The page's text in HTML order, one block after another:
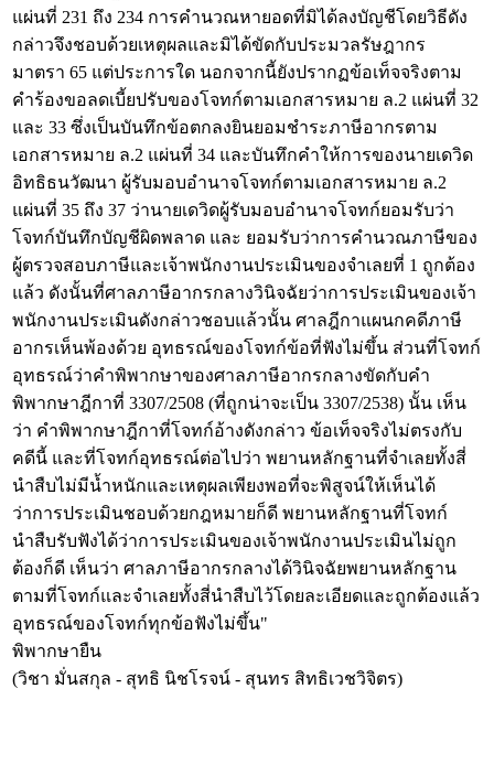
แผ่นที่ 231 ถึง 234 การคำนวณหายอดที่มิได้ลงบัญชีโดยวิธีดัง
กล่าวจึงชอบด้วยเหตุผลและมิได้ขัดกับประมวลรัษฎากร
มาตรา 65 แต่ประการใด นอกจากนี้ยังปรากฏข้อเท็จจริงตาม
คำร้องขอลดเบี้ยปรับของโจทก์ตามเอกสารหมาย ล.2 แผ่นที่ 32
และ 33 ซึ่งเป็นบันทึกข้อตกลงยินยอมชำระภาษีอากรตาม
เอกสารหมาย ล.2 แผ่นที่ 34 และบันทึกคำให้การของนายเดวิด
อิทธิธนวัฒนา ผู้รับมอบอำนาจโจทก์ตามเอกสารหมาย ล.2
แผ่นที่ 35 ถึง 37 ว่านายเดวิดผู้รับมอบอำนาจโจทก์ยอมรับว่า
โจทก์บันทึกบัญชีผิดพลาด และ ยอมรับว่าการคำนวณภาษีของ
ผู้ตรวจสอบภาษีและเจ้าพนักงานประเมินของจำเลยที่ 1 ถูกต้อง
แล้ว ดังนั้นที่ศาลภาษีอากรกลางวินิจฉัยว่าการประเมินของเจ้า
พนักงานประเมินดังกล่าวชอบแล้วนั้น ศาลฎีกาแผนกคดีภาษี
อากรเห็นพ้องด้วย อุทธรณ์ของโจทก์ข้อที่ฟังไม่ขึ้น ส่วนที่โจทก์
อุทธรณ์ว่าคำพิพากษาของศาลภาษีอากรกลางขัดกับคำ
พิพากษาฎีกาที่ 3307/2508 (ที่ถูกน่าจะเป็น 3307/2538) นั้น เห็น
ว่า คำพิพากษาฎีกาที่โจทก์อ้างดังกล่าว ข้อเท็จจริงไม่ตรงกับ
คดีนี้ และที่โจทก์อุทธรณ์ต่อไปว่า พยานหลักฐานที่จำเลยทั้งสี่
นำสืบไม่มีน้ำหนักและเหตุผลเพียงพอที่จะพิสูจน์ให้เห็นได้
ว่าการประเมินชอบด้วยกฎหมายก็ดี พยานหลักฐานที่โจทก์
นำสืบรับฟังได้ว่าการประเมินของเจ้าพนักงานประเมินไม่ถูก
ต้องก็ดี เห็นว่า ศาลภาษีอากรกลางได้วินิจฉัยพยานหลักฐาน
ตามที่โจทก์และจำเลยทั้งสี่นำสืบไว้โดยละเอียดและถูกต้องแล้ว
อุทธรณ์ของโจทก์ทุกข้อฟังไม่ขึ้น"
พิพากษายืน
(วิชา มั่นสกุล - สุทธิ นิชโรจน์ - สุนทร สิทธิเวชวิจิตร)